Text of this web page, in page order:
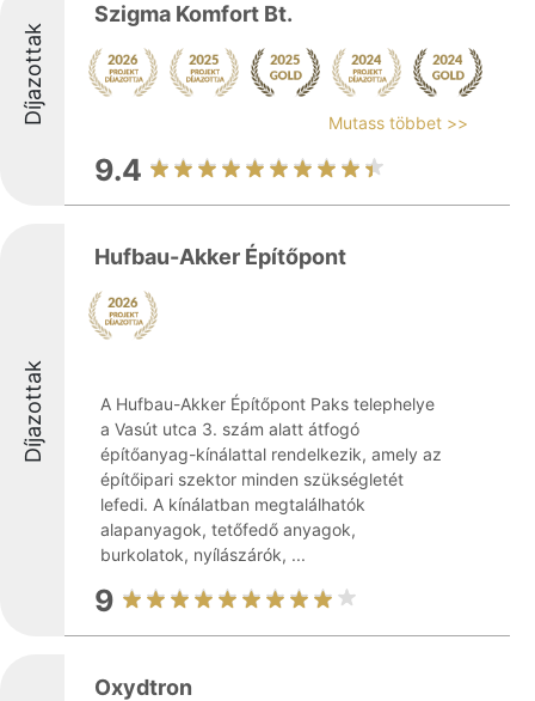
Díjazottak
Szigma Komfort Bt.
Mutass többet >>
9.4
Díjazottak
Hufbau-Akker Építőpont
A Hufbau-Akker Építőpont Paks telephelye
a Vasút utca 3. szám alatt átfogó
építőanyag-kínálattal rendelkezik, amely az
építőipari szektor minden szükségletét
lefedi. A kínálatban megtalálhatók
alapanyagok, tetőfedő anyagok,
burkolatok, nyílászárók, ...
9
Oxydtron